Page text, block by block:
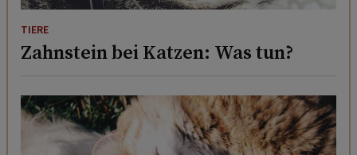
TIERE
Zahnstein bei Katzen: Was tun?